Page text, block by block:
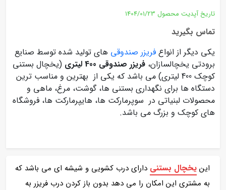
تاریخ آپدیت محصول 1404/01/23
تماس بگیرید
یکی دیگر از انواع فریزر صندوقی های تولید شده توسط صنایع
برودتی یخچالسازان، فریزر صندوقی 400 لیتری
(یخچال بستنی
کوچک 400 لیتری) می باشد که یکی از بهترین و مناسب ترین
دستگاه ها برای نگهداری بستنی ها، گوشت، مرغ، ماهی و
محصولات لبنیاتی در سوپرمارکت ها، هایپرمارکت ها، فروشگاه
های کوچک و بزرگ می باشد.
این یخچال بستنی دارای درب کشویی و شیشه ای می باشد که
به مشتری این امکان را می دهد بدون باز کردن درب فریزر به